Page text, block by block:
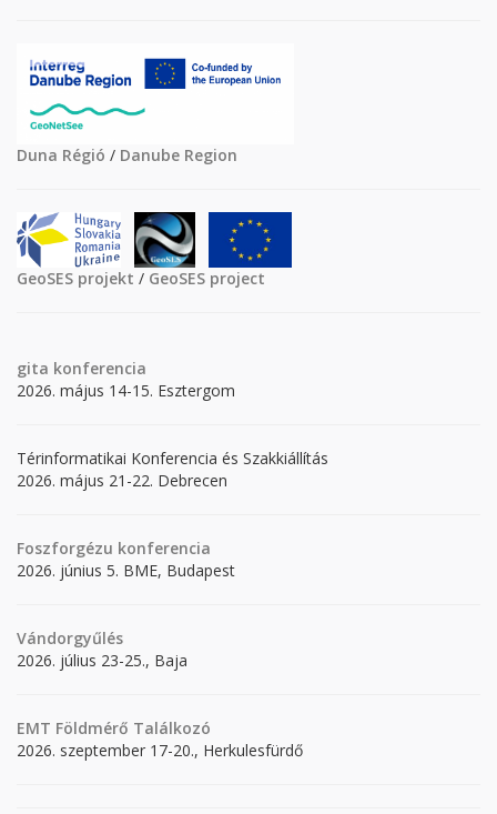
Duna Régió / Danube Region
GeoSES projekt / GeoSES project
gita konferencia
2026. május 14-15. Esztergom
Térinformatikai Konferencia és Szakkiállítás
2026. május 21-22. Debrecen
Foszforgézu konferencia
2026. június 5. BME, Budapest
Vándorgyűlés
2026. július 23-25., Baja
EMT Földmérő Találkozó
2026. szeptember 17-20., Herkulesfürdő